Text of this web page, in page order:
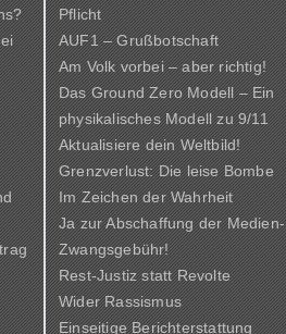
Pflicht
AUF1 – Grußbotschaft
Am Volk vorbei – aber richtig!
Das Ground Zero Modell – Ein
physikalisches Modell zu 9/11
Aktualisiere dein Weltbild!
Grenzverlust: Die leise Bombe
Im Zeichen der Wahrheit
Ja zur Abschaffung der Medien-
Zwangsgebühr!
Rest-Justiz statt Revolte
Wider Rassismus
Einseitige Berichterstattung